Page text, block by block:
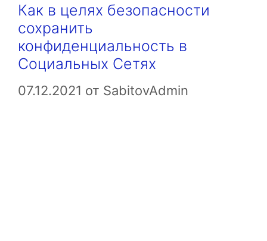
Как в целях безопасности
сохранить
конфиденциальность в
Социальных Сетях
07.12.2021 от SabitovAdmin